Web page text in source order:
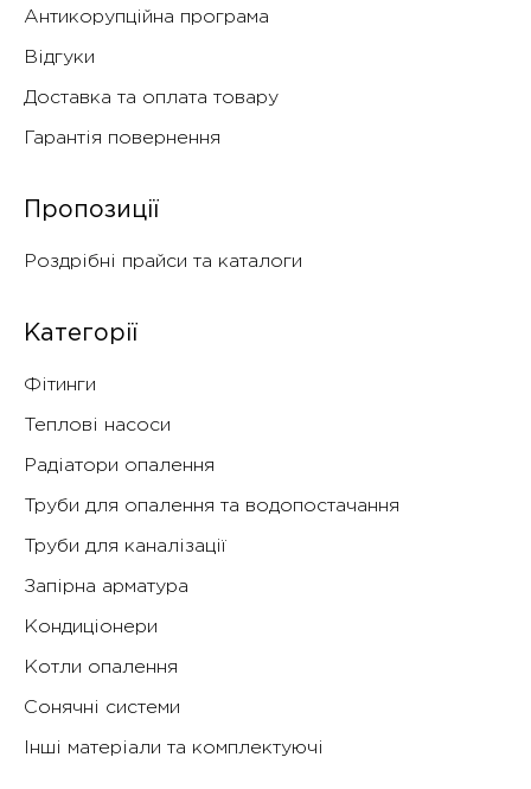
Антикорупційна програма
Відгуки
Доставка та оплата товару
Гарантія повернення
Пропозиції
Роздрібні прайси та каталоги
Категорії
Фітинги
Теплові насоси
Радіатори опалення
Труби для опалення та водопостачання
Труби для каналізації
Запірна арматура
Кондиціонери
Котли опалення
Сонячні системи
Інші матеріали та комплектуючі